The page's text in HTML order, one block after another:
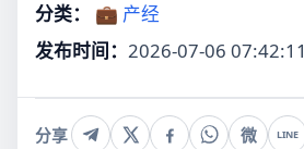
分类：
💼 产经
发布时间： 2026-07-06 07:42:11
分享 微 LINE